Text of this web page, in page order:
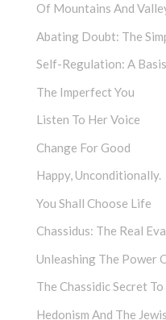
Of Mountains And
Abating Doubt: The
Self-Regulation: A
The Imperfect You
Listen To Her Voice
Change For Good
Happy, Unconditionally.
You Shall Choose Life
Chassidus: The Real
Unleashing The Power
The Chassidic Secret
Hedonism And The